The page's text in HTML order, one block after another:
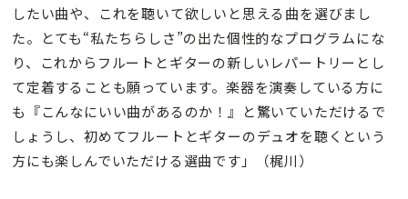
したい曲や、これを聴いて欲しいと思える曲を選びまし
た。とても“私たちらしさ”の出た個性的なプログラムにな
り、これからフルートとギターの新しいレパートリーとし
て定着することも願っています。楽器を演奏している方に
も『こんなにいい曲があるのか！』と驚いていただけるで
しょうし、初めてフルートとギターのデュオを聴くという
方にも楽しんでいただける選曲です」（梶川）